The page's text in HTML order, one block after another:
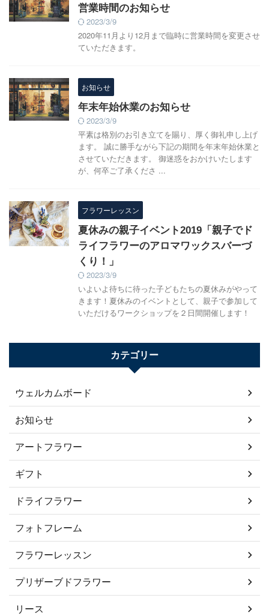
営業時間のお知らせ
2023/3/9
2020年11月より12月まで臨時に営業時間を変更させ
ていただきます。
お知らせ
年末年始休業のお知らせ
2023/3/9
平素は格別のお引き立てを賜り、厚く御礼申し上げ
ます。 誠に勝手ながら下記の期間を年末年始休業と
させていただきます。 御迷惑をおかけいたします
が、何卒ご了承くださ ...
フラワーレッスン
夏休みの親子イベント2019「親子でド
ライフラワーのアロマワックスバーづ
くり！」
2023/3/9
いよいよ待ちに待った子どもたちの夏休みがやって
きます！夏休みのイベントとして、親子で参加して
いただけるワークショップを２日間開催します！
カテゴリー
ウェルカムボード
お知らせ
アートフラワー
ギフト
ドライフラワー
フォトフレーム
フラワーレッスン
プリザーブドフラワー
リース